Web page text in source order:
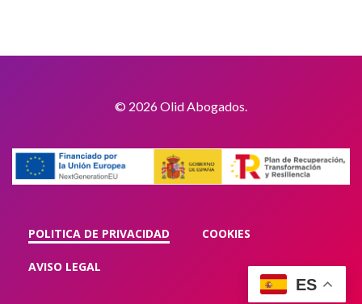
© 2026 Olid Abogados.
POLITICA DE PRIVACIDAD COOKIES
AVISO LEGAL
ES